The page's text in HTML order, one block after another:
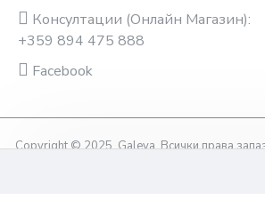
Консултации (Онлайн Магазин):
+359 894 475 888
Facebook
Copyright © 2025, Galeya, Всички права